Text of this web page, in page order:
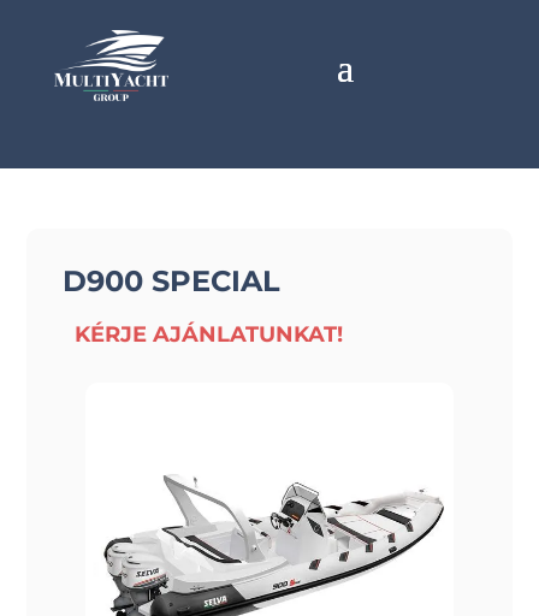
D900 SPECIAL
KÉRJE AJÁNLATUNKAT!